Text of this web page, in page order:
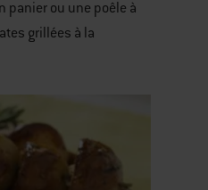
panier ou une poêle à
grillées à la